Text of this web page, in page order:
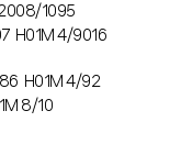
1095
H01M 4/9016
H01M 4/92
8/10